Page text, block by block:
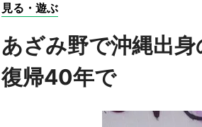
見る・遊ぶ
あざみ野で沖縄出
復帰40年で